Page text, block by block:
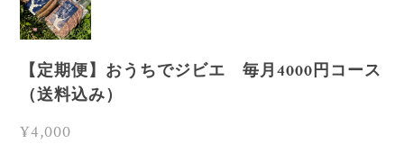
【定期便】おうちでジビエ 毎月4000円コース
（送料込み）
¥4,000